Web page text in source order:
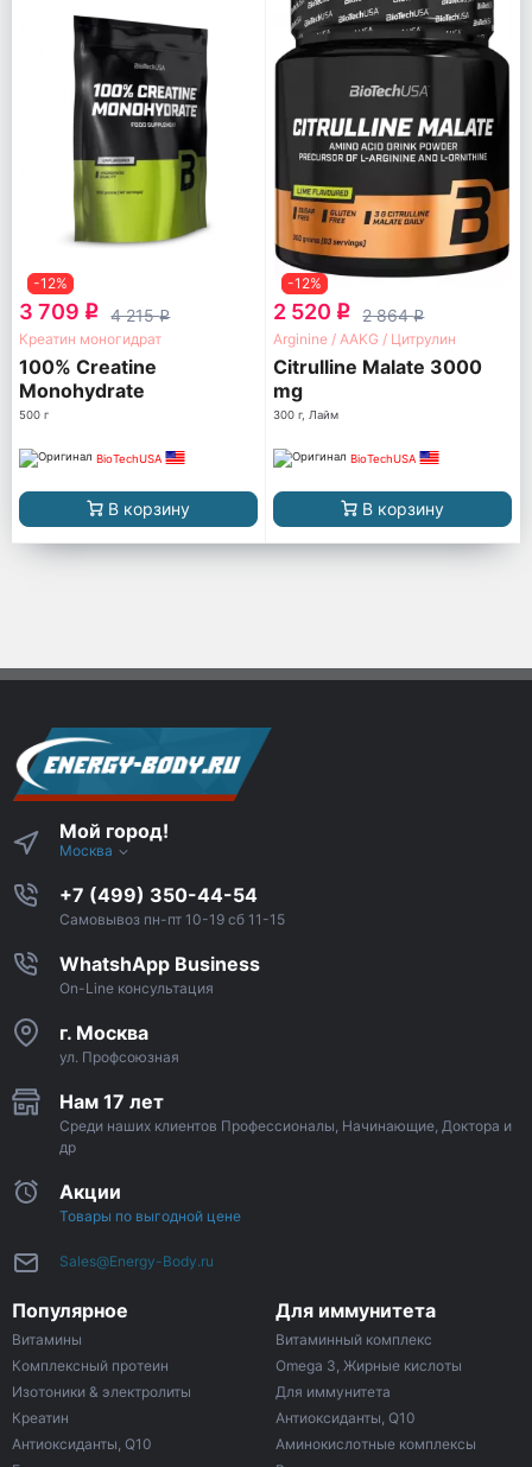
-12%
3 709 q 4 215q
Креатин моногидрат
100% Creatine
Monohydrate
500 г
BioTechUSA
В корзину
-12%
2 520 q 2 864q
Arginine / AAKG / Цитрулин
Citrulline Malate 3000
mg
300 г, Лайм
BioTechUSA
В корзину
Мой город!
Москва
+7 (499) 350-44-54
Самовывоз пн-пт 10-19 сб 11-15
WhatshApp Business
On-Line консультация
г. Москва
ул. Профсоюзная
Нам 17 лет
Среди наших клиентов Профессионалы, Начинающие, Доктора и
др
Акции
Товары по выгодной цене
Sales@Energy-Body.ru
Популярное
Витамины
Комплексный протеин
Изотоники & электролиты
Креатин
Антиоксиданты, Q10
Для иммунитета
Витаминный комплекс
Omega 3, Жирные кислоты
Для иммунитета
Антиоксиданты, Q10
Аминокислотные комплексы